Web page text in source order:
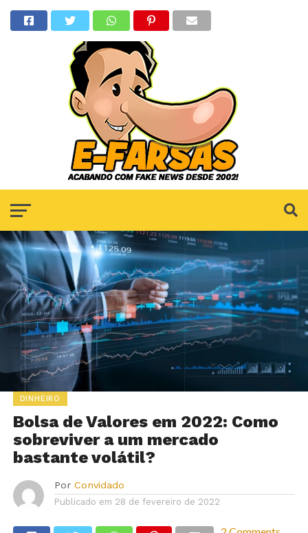
DINHEIRO
Bolsa de Valores em 2022: Como
sobreviver a um mercado
bastante volátil?
Por Convidado
Publicado em 28 de fevereiro de 2022